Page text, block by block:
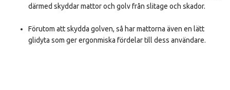
därmed skyddar mattor och golv från slitage och skador.
Förutom att skydda golven, så har mattorna även en lätt
glidyta som ger ergonmiska fördelar till dess användare.